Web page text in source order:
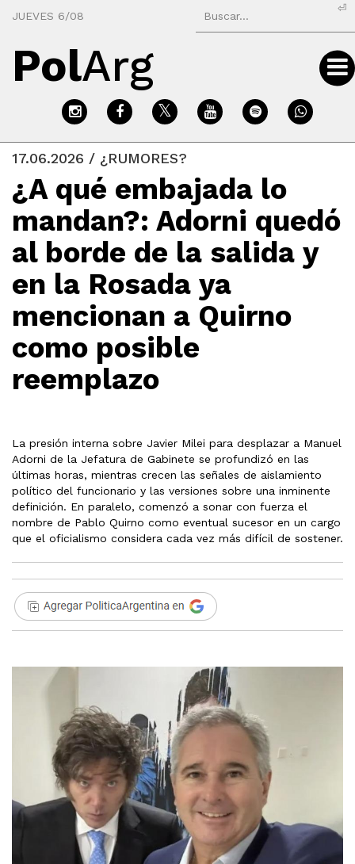
JUEVES 6/08
⏎
PolArg
17.06.2026 / ¿RUMORES?
¿A qué embajada lo
mandan?: Adorni quedó
al borde de la salida y
en la Rosada ya
mencionan a Quirno
como posible
reemplazo
La presión interna sobre Javier Milei para desplazar a Manuel
Adorni de la Jefatura de Gabinete se profundizó en las
últimas horas, mientras crecen las señales de aislamiento
político del funcionario y las versiones sobre una inminente
definición. En paralelo, comenzó a sonar con fuerza el
nombre de Pablo Quirno como eventual sucesor en un cargo
que el oficialismo considera cada vez más difícil de sostener.